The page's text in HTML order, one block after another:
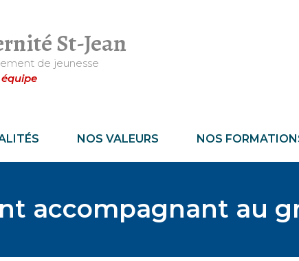
St-Jean
de jeunesse
NOS VALEURS NOS
accompagnant au